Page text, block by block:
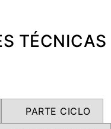
TÉCNICAS
PARTE CICLO